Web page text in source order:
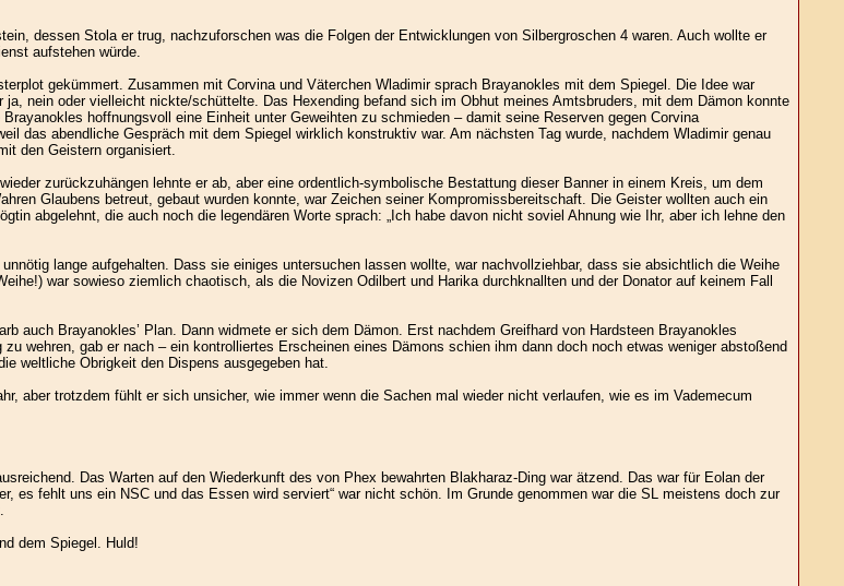
dessen Stola er trug, nachzuforschen was die Folgen der Entwicklungen von Silbergroschen 4 waren. Auch wollte er
aufstehen würde.
gekümmert. Zusammen mit Corvina und Väterchen Wladimir sprach Brayanokles mit dem Spiegel. Die Idee war
nein oder vielleicht nickte/schüttelte. Das Hexending befand sich im Obhut meines Amtsbruders, mit dem Dämon konnte
hoffnungsvoll eine Einheit unter Geweihten zu schmieden – damit seine Reserven gegen Corvina
das abendliche Gespräch mit dem Spiegel wirklich konstruktiv war. Am nächsten Tag wurde, nachdem Wladimir genau
den Geistern organisiert.
zurückzuhängen lehnte er ab, aber eine ordentlich-symbolische Bestattung dieser Banner in einem Kreis, um dem
Glaubens betreut, gebaut wurden konnte, war Zeichen seiner Kompromissbereitschaft. Die Geister wollten auch ein
abgelehnt, die auch noch die legendären Worte sprach: „Ich habe davon nicht soviel Ahnung wie Ihr, aber ich lehne den
lange aufgehalten. Dass sie einiges untersuchen lassen wollte, war nachvollziehbar, dass sie absichtlich die Weihe
war sowieso ziemlich chaotisch, als die Novizen Odilbert und Harika durchknallten und der Donator auf keinem Fall
auch Brayanokles’ Plan. Dann widmete er sich dem Dämon. Erst nachdem Greifhard von Hardsteen Brayanokles
wehren, gab er nach – ein kontrolliertes Erscheinen eines Dämons schien ihm dann doch noch etwas weniger abstoßend
weltliche Obrigkeit den Dispens ausgegeben hat.
aber trotzdem fühlt er sich unsicher, wie immer wenn die Sachen mal wieder nicht verlaufen, wie es im Vademecum
Das Warten auf den Wiederkunft des von Phex bewahrten Blakharaz-Ding war ätzend. Das war für Eolan der
es fehlt uns ein NSC und das Essen wird serviert“ war nicht schön. Im Grunde genommen war die SL meistens doch zur
dem Spiegel. Huld!